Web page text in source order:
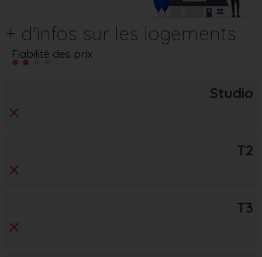
+ d'infos sur les logements
Fiabilité des prix
Studio
T2
T3